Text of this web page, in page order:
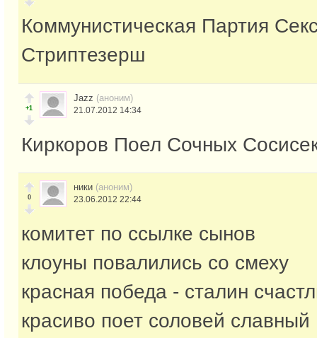
Коммунистическая Партия
Стриптезерш
+1
Jazz (аноним)
21.07.2012 14:34
Киркоров Поел Сочных
0
ники (аноним)
23.06.2012 22:44
комитет по ссылке сынов
клоуны повалились со смеху
красная победа - сталин
красиво поет соловей славный